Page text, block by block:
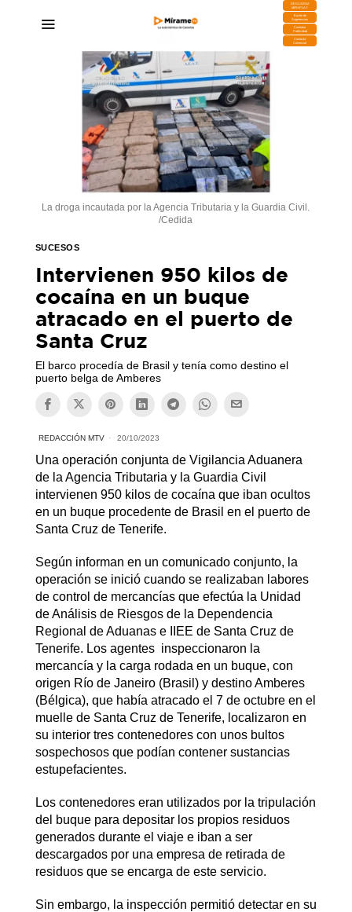
DESCARGA
MIRAPLAY
Buzón de
Sugerencias
Contratar
Publicidad
Contacto
Comercial
La droga incautada por la Agencia Tributaria y la Guardia Civil.
/Cedida
SUCESOS
Intervienen 950 kilos de
cocaína en un buque
atracado en el puerto de
Santa Cruz
El barco procedía de Brasil y tenía como destino el
puerto belga de Amberes
REDACCIÓN MTV 20/10/2023
Una operación conjunta de Vigilancia Aduanera
de la Agencia Tributaria y la Guardia Civil
intervienen 950 kilos de cocaína que iban ocultos
en un buque procedente de Brasil en el puerto de
Santa Cruz de Tenerife.
Según informan en un comunicado conjunto, la
operación se inició cuando se realizaban labores
de control de mercancías que efectúa la Unidad
de Análisis de Riesgos de la Dependencia
Regional de Aduanas e IIEE de Santa Cruz de
Tenerife. Los agentes inspeccionaron la
mercancía y la carga rodada en un buque, con
origen Río de Janeiro (Brasil) y destino Amberes
(Bélgica), que había atracado el 7 de octubre en el
muelle de Santa Cruz de Tenerife, localizaron en
su interior tres contenedores con unos bultos
sospechosos que podían contener sustancias
estupefacientes.
Los contenedores eran utilizados por la tripulación
del buque para depositar los propios residuos
generados durante el viaje e iban a ser
descargados por una empresa de retirada de
residuos que se encarga de este servicio.
Sin embargo, la inspección permitió detectar en su